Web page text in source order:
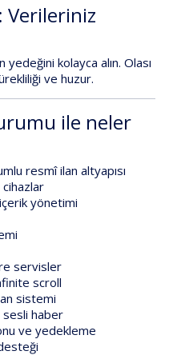
Verileriniz
yedeğini kolayca alın. Olası
ve huzur.
ile neler
resmî ilan altyapısı
yönetimi
servisler
scroll
sistemi
haber
ve yedekleme